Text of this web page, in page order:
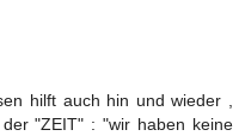
hilft auch hin und wieder ,
"ZEIT" : "wir haben keine